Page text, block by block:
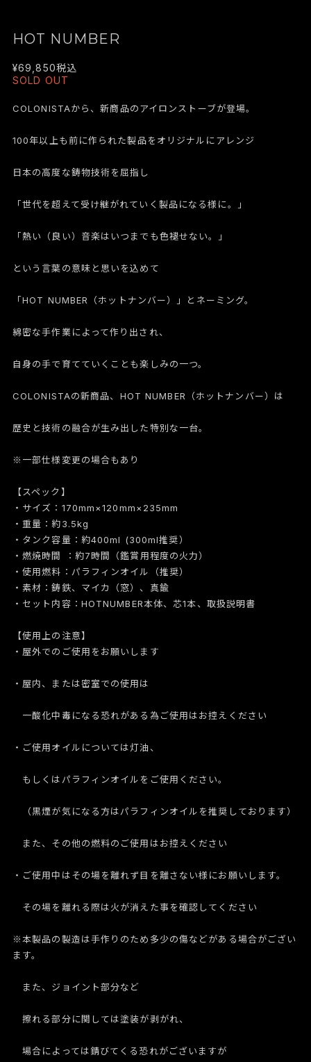
HOT NUMBER
¥69,850税込
SOLD OUT
COLONISTAから、新商品のアイロンストーブが登場。
100年以上も前に作られた製品をオリジナルにアレンジ
日本の高度な鋳物技術を屈指し
「世代を超えて受け継がれていく製品になる様に。」
「熱い（良い）音楽はいつまでも色褪せない。」
という言葉の意味と思いを込めて
「HOT NUMBER（ホットナンバー）」とネーミング。
綿密な手作業によって作り出され、
自身の手で育てていくことも楽しみの一つ。
COLONISTAの新商品、HOT NUMBER（ホットナンバー）は
歴史と技術の融合が生み出した特別な一台。
※一部仕様変更の場合もあり
【スペック】
・サイズ：170mm×120mm×235mm
・重量：約3.5kg
・タンク容量：約400ml (300ml推奨）
・燃焼時間 ：約7時間（鑑賞用程度の火力）
・使用燃料：パラフィンオイル（推奨）
・素材：鋳鉄、マイカ（窓）、真鍮
・セット内容：HOTNUMBER本体、芯1本、取扱説明書
【使用上の注意】
・屋外でのご使用をお願いします
・屋内、または密室での使用は
一酸化中毒になる恐れがある為ご使用はお控えください
・ご使用オイルについては灯油、
もしくはパラフィンオイルをご使用ください。
（黒煙が気になる方はパラフィンオイルを推奨しております）
また、その他の燃料のご使用はお控えください
・ご使用中はその場を離れず目を離さない様にお願いします。
その場を離れる際は火が消えた事を確認してください
※本製品の製造は手作りのため多少の傷などがある場合がござい
ます。
また、ジョイント部分など
擦れる部分に関しては塗装が剥がれ、
場合によっては錆びてくる恐れがございますが